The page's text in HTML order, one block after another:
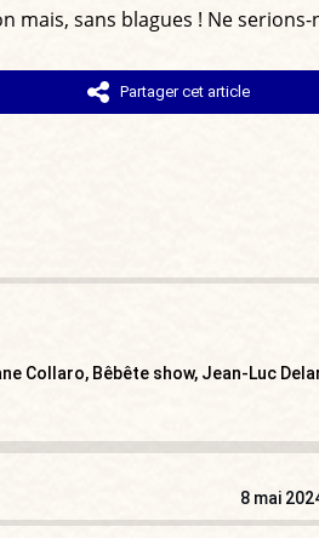
mais, sans blagues ! Ne
Partager cet article
Collaro, Bêbête show, Jean-Luc
8 mai